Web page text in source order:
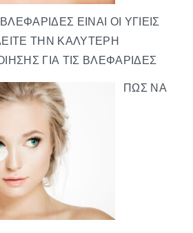
ΕΊΝΑΙ ΟΙ ΥΓΙΕΊΣ
ΤΗΝ ΚΑΛΎΤΕΡΗ
ΓΙΑ ΤΙΣ ΒΛΕΦΑΡΊΔΕΣ
ΠΏΣ ΝΑ